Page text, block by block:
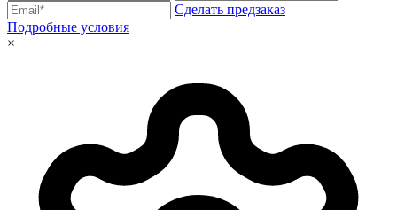
Сделать предзаказ
Подробные условия
×